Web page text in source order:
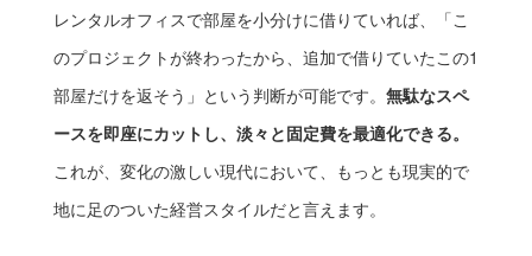
レンタルオフィスで部屋を小分けに借りていれば、「こ
のプロジェクトが終わったから、追加で借りていたこの1
部屋だけを返そう」という判断が可能です。 無駄なスペ
ースを即座にカットし、淡々と固定費を最適化できる。
これが、変化の激しい現代において、もっとも現実的で
地に足のついた経営スタイルだと言えます。